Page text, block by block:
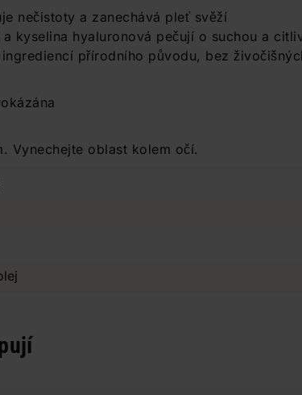
nečistoty a zanechává pleť svěží
kyselina hyaluronová pečují o suchou a
přírodního původu, bez
Vynechejte oblast kolem očí.